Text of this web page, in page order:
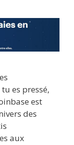
es pressé,
est
des
aux